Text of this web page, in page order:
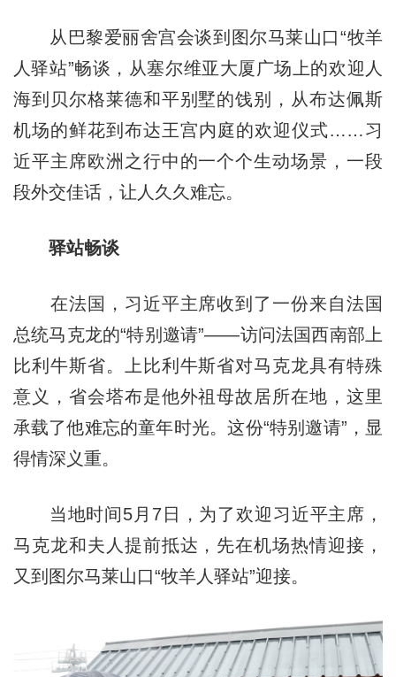
从巴黎爱丽舍宫会谈到图尔马莱山口“牧羊
人驿站”畅谈，从塞尔维亚大厦广场上的欢迎人
海到贝尔格莱德和平别墅的饯别，从布达佩斯
机场的鲜花到布达王宫内庭的欢迎仪式……习
近平主席欧洲之行中的一个个生动场景，一段
段外交佳话，让人久久难忘。
驿站畅谈
在法国，习近平主席收到了一份来自法国
总统马克龙的“特别邀请”——访问法国西南部上
比利牛斯省。上比利牛斯省对马克龙具有特殊
意义，省会塔布是他外祖母故居所在地，这里
承载了他难忘的童年时光。这份“特别邀请”，显
得情深义重。
当地时间5月7日，为了欢迎习近平主席，
马克龙和夫人提前抵达，先在机场热情迎接，
又到图尔马莱山口“牧羊人驿站”迎接。